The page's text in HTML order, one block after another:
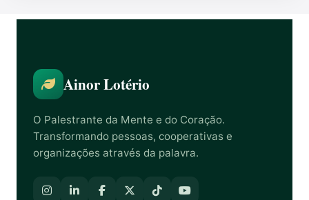
Ainor Lotério
O Palestrante da Mente e do Coração.
Transformando pessoas, cooperativas e
organizações através da palavra.